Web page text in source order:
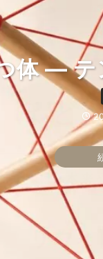
ほどく
体 ―
かる腰